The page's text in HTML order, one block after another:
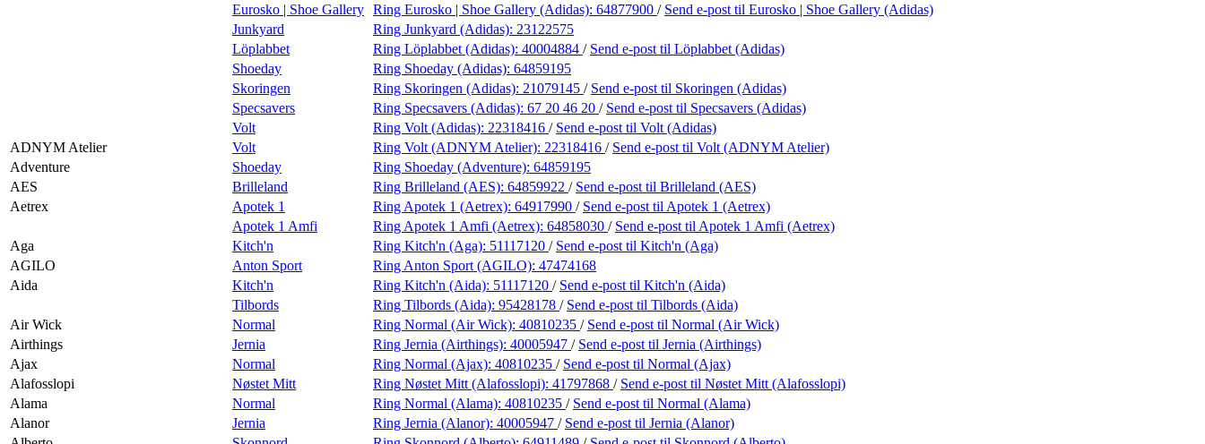
Eurosko | Shoe Gallery Ring Eurosko | Shoe Gallery (Adidas): 64877900 / Send e-post til Eurosko | Shoe Gallery (Adidas)
Junkyard
Ring Junkyard (Adidas): 23122575
Löplabbet
Ring Löplabbet (Adidas): 40004884 / Send e-post til Löplabbet (Adidas)
Shoeday
Ring Shoeday (Adidas): 64859195
Skoringen
Ring Skoringen (Adidas): 21079145 / Send e-post til Skoringen (Adidas)
Specsavers
Ring Specsavers (Adidas): 67 20 46 20 / Send e-post til Specsavers (Adidas)
Volt
Ring Volt (Adidas): 22318416 / Send e-post til Volt (Adidas)
ADNYM Atelier
Volt Ring Volt (ADNYM Atelier): 22318416 / Send e-post til Volt (ADNYM Atelier)
Adventure
Shoeday Ring Shoeday (Adventure): 64859195
AES
Brilleland Ring Brilleland (AES): 64859922 / Send e-post til Brilleland (AES)
Aetrex
Apotek 1 Ring Apotek 1 (Aetrex): 64917990 / Send e-post til Apotek 1 (Aetrex)
Apotek 1 Amfi
Ring Apotek 1 Amfi (Aetrex): 64858030 / Send e-post til Apotek 1 Amfi (Aetrex)
Aga
Kitch'n Ring Kitch'n (Aga): 51117120 / Send e-post til Kitch'n (Aga)
AGILO
Anton Sport Ring Anton Sport (AGILO): 47474168
Aida
Kitch'n Ring Kitch'n (Aida): 51117120 / Send e-post til Kitch'n (Aida)
Tilbords
Ring Tilbords (Aida): 95428178 / Send e-post til Tilbords (Aida)
Air Wick
Normal Ring Normal (Air Wick): 40810235 / Send e-post til Normal (Air Wick)
Airthings
Jernia Ring Jernia (Airthings): 40005947 / Send e-post til Jernia (Airthings)
Ajax
Normal Ring Normal (Ajax): 40810235 / Send e-post til Normal (Ajax)
Alafosslopi
Nøstet Mitt Ring Nøstet Mitt (Alafosslopi): 41797868 / Send e-post til Nøstet Mitt (Alafosslopi)
Alama
Normal Ring Normal (Alama): 40810235 / Send e-post til Normal (Alama)
Alanor
Jernia Ring Jernia (Alanor): 40005947 / Send e-post til Jernia (Alanor)